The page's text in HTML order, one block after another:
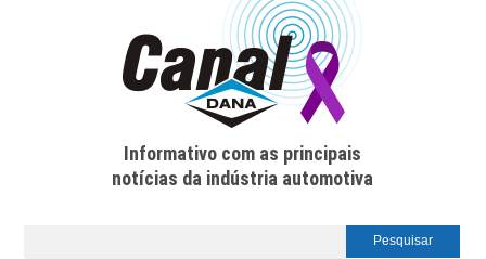
Informativo com as principais
notícias da indústria automotiva